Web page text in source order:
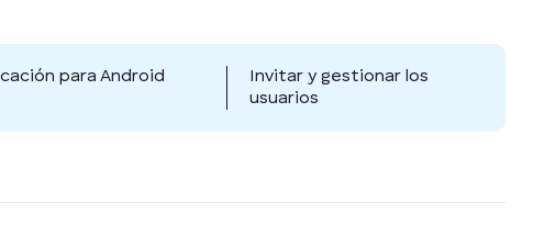
para Android
Invitar y gestionar los
usuarios